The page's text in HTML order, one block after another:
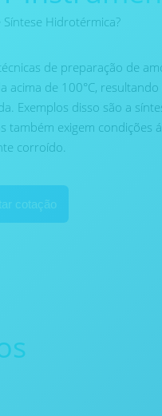
Síntese Hidrotérmica?
de preparação de
acima de 100°C,
Exemplos disso são a
também exigem condições
corroído.
cotação